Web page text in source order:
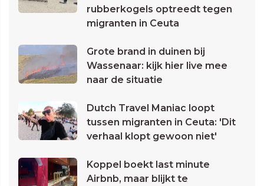
rubberkogels optreedt tegen
migranten in Ceuta
Grote brand in duinen bij
Wassenaar: kijk hier live mee
naar de situatie
Dutch Travel Maniac loopt
tussen migranten in Ceuta: 'Dit
verhaal klopt gewoon niet'
Koppel boekt last minute
Airbnb, maar blijkt te